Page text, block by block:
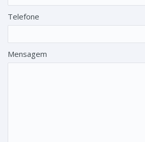
Telefone
Mensagem